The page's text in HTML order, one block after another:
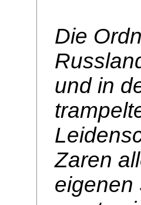
Die
und in
Zaren
eigenen